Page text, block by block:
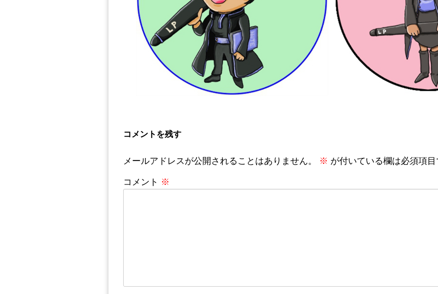
コメントを残す
メールアドレスが公開されることはありません。 ※ が付いている欄は必須項
コメント ※